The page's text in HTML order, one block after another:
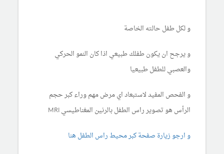
و لكل طفل حالته الخاصة
و يرجح ان يكون طفلك طبيعي اذا كان النمو الحركي
والعصبي للطفل طبيعيا
و الفحص المفيد لاستبعاد اي مرض مهم وراء كبر حجم
الرأس هو تصوير راس الطفل بالرنين المغناطيسي MRI
و ارجو زيارة صفحة كبر محيط راس الطفل هنا